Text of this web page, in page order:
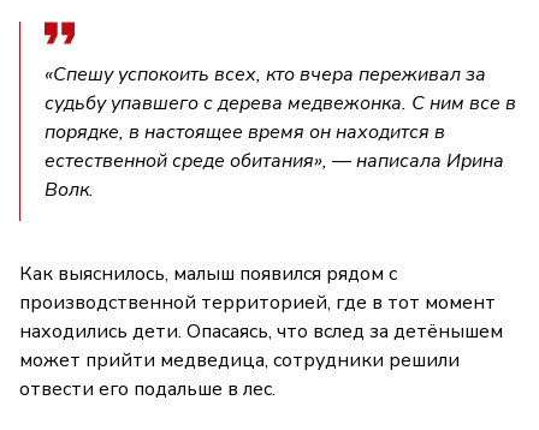
«Спешу успокоить всех, кто вчера переживал за
судьбу упавшего с дерева медвежонка. С ним все в
порядке, в настоящее время он находится в
естественной среде обитания», — написала Ирина
Волк.
Как выяснилось, малыш появился рядом с
производственной территорией, где в тот момент
находились дети. Опасаясь, что вслед за детёнышем
может прийти медведица, сотрудники решили
отвести его подальше в лес.